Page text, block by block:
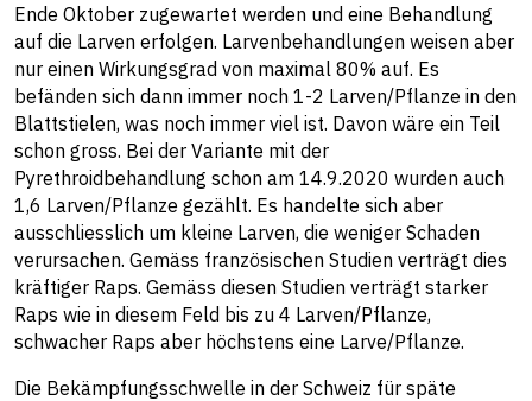
Ende Oktober zugewartet werden und eine Behandlung
auf die Larven erfolgen. Larvenbehandlungen weisen aber
nur einen Wirkungsgrad von maximal 80% auf. Es
befänden sich dann immer noch 1-2 Larven/Pflanze in den
Blattstielen, was noch immer viel ist. Davon wäre ein Teil
schon gross. Bei der Variante mit der
Pyrethroidbehandlung schon am 14.9.2020 wurden auch
1,6 Larven/Pflanze gezählt. Es handelte sich aber
ausschliesslich um kleine Larven, die weniger Schaden
verursachen. Gemäss französischen Studien verträgt dies
kräftiger Raps. Gemäss diesen Studien verträgt starker
Raps wie in diesem Feld bis zu 4 Larven/Pflanze,
schwacher Raps aber höchstens eine Larve/Pflanze.
Die Bekämpfungsschwelle in der Schweiz für späte